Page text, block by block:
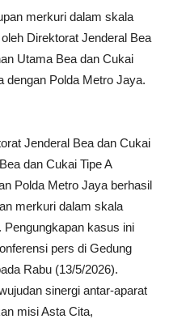
merkuri dalam skala
Direktorat Jenderal Bea
Utama Bea dan Cukai
dengan Polda Metro Jaya.
Jenderal Bea dan Cukai
dan Cukai Tipe A
Polda Metro Jaya berhasil
merkuri dalam skala
Pengungkapan kasus ini
pers di Gedung
Rabu (13/5/2026).
sinergi antar-aparat
misi Asta Cita,